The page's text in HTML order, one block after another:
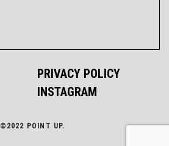
PRIVACY POLICY
INSTAGRAM
©2022 POINT UP.